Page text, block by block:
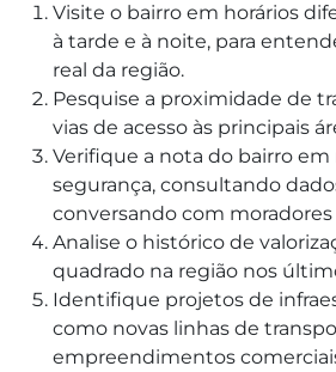
Visite o bairro em horários
à tarde e à noite, para
real da região.
Pesquise a proximidade de
vias de acesso às principais
Verifique a nota do bairro em
segurança, consultando
conversando com moradores
Analise o histórico de
quadrado na região nos
Identifique projetos de
como novas linhas de
empreendimentos